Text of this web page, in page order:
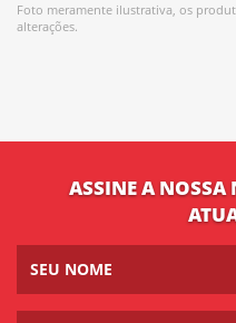
Foto meramente ilustrativa, os
alterações.
ASSINE A NOSSA